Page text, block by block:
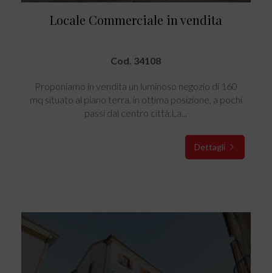
Locale Commerciale in vendita
Cod. 34108
Proponiamo in vendita un luminoso negozio di 160
mq situato al piano terra, in ottima posizione, a pochi
passi dal centro città.La...
Dettagli